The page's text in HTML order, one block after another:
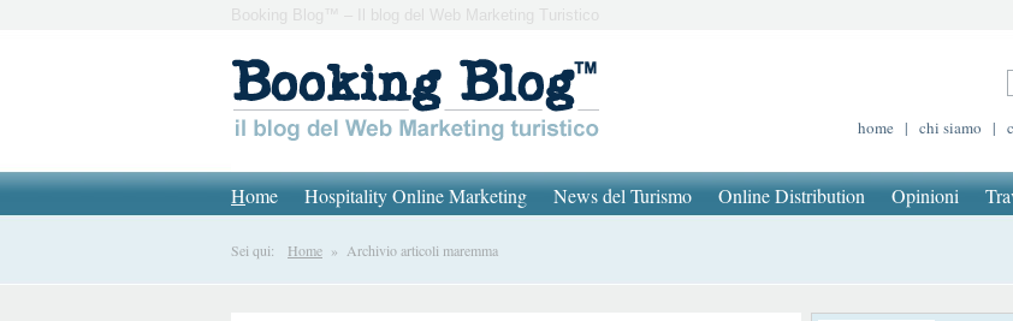
Booking Blog™ – Il blog del Web Marketing Turistico
home | chi siamo |
Home Hospitality Online Marketing News del Turismo Online Distribution Opinioni
Sei qui: Home » Archivio articoli maremma